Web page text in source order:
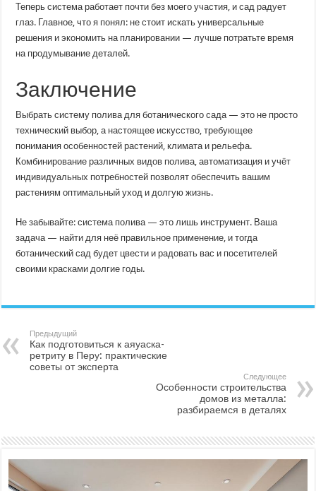
Теперь система работает почти без моего участия, и сад радует
глаз. Главное, что я понял: не стоит искать универсальные
решения и экономить на планировании — лучше потратьте время
на продумывание деталей.
Заключение
Выбрать систему полива для ботанического сада — это не просто
технический выбор, а настоящее искусство, требующее
понимания особенностей растений, климата и рельефа.
Комбинирование различных видов полива, автоматизация и учёт
индивидуальных потребностей позволят обеспечить вашим
растениям оптимальный уход и долгую жизнь.
Не забывайте: система полива — это лишь инструмент. Ваша
задача — найти для неё правильное применение, и тогда
ботанический сад будет цвести и радовать вас и посетителей
своими красками долгие годы.
Предыдущий
Как подготовиться к аяуаска-
ретриту в Перу: практические
советы от эксперта
Следующее
Особенности строительства
домов из металла:
разбираемся в деталях